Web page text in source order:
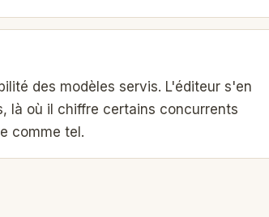
des modèles servis. L'éditeur s'en
là où il chiffre certains concurrents
comme tel.